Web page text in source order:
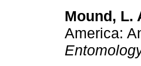
Mound, L.
America: